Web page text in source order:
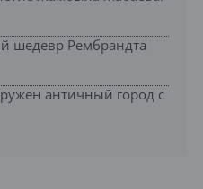
шедевр Рембрандта
античный город с